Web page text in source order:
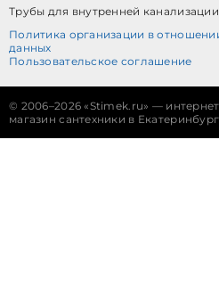
Трубы для внутренней канализации
Политика организации в
данных
Пользовательское соглашение
© 2006–2026 «Stimek.ru» —
магазин сантехники в